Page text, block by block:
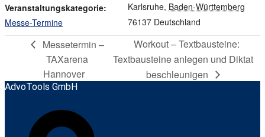
Veranstaltungskategorie:
Messe-Termine
Karlsruhe, Baden-Württemberg
76137 Deutschland
Messetermin –
TAXarena
Hannover
Workout – Textbausteine:
Textbausteine anlegen und Diktat
beschleunigen
AdvoTools GmbH